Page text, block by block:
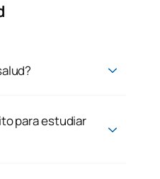
para estudiar